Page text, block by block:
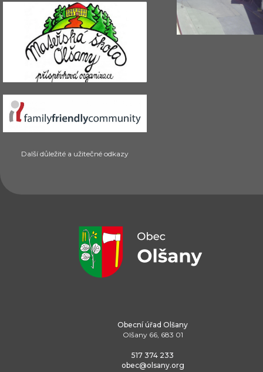
Další důležité a užitečné odkazy
Obecní úřad Olšany
Olšany 66, 683 01
517 374 233
obec@olsany.org